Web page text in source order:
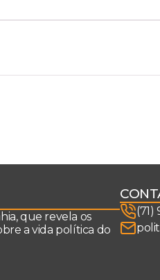
que revela os
a vida política do
(71)